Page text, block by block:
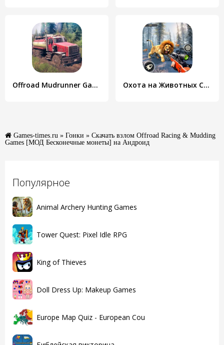
Популярное
Animal Archery Hunting Games
Tower Quest: Pixel Idle RPG
King of Thieves
Doll Dress Up: Makeup Games
Europe Map Quiz - European Cou
Offroad Mudrunner Games 3D Охота на Животных Снайперский
Games-times.ru » Гонки » Скачать взлом Offroad Racing & Mudding
Games [МОД Бесконечные монеты] на Андроид